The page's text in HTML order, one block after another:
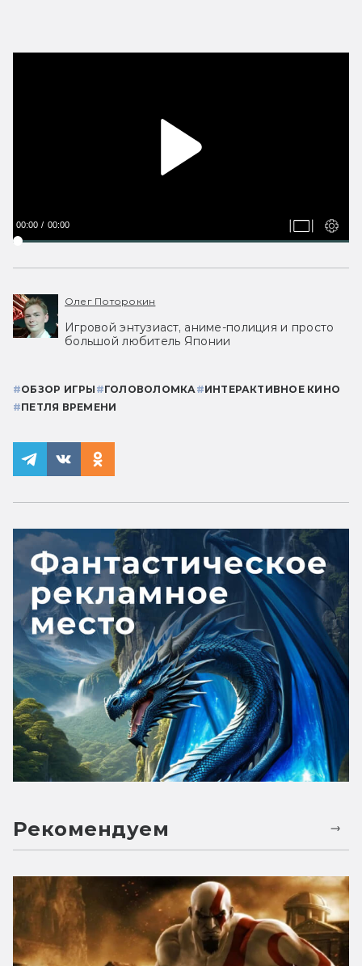
00:00 00:00
Олег Поторокин
Игровой энтузиаст, аниме-полиция и просто
большой любитель Японии
#ОБЗОР ИГРЫ #ГОЛОВОЛОМКА #ИНТЕРАКТИВНОЕ КИНО
#ПЕТЛЯ ВРЕМЕНИ
Рекомендуем